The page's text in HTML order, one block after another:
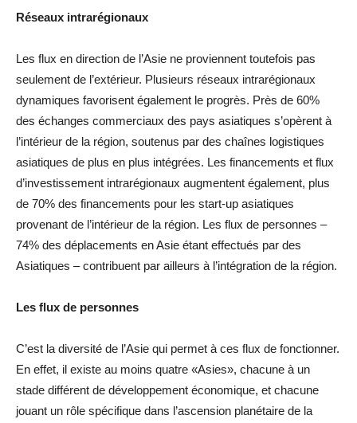
Réseaux intrarégionaux
Les flux en direction de l’Asie ne proviennent toutefois pas
seulement de l’extérieur. Plusieurs réseaux intrarégionaux
dynamiques favorisent également le progrès. Près de 60%
des échanges commerciaux des pays asiatiques s’opèrent à
l’intérieur de la région, soutenus par des chaînes logistiques
asiatiques de plus en plus intégrées. Les financements et flux
d’investissement intrarégionaux augmentent également, plus
de 70% des financements pour les start-up asiatiques
provenant de l’intérieur de la région. Les flux de personnes –
74% des déplacements en Asie étant effectués par des
Asiatiques – contribuent par ailleurs à l’intégration de la région.
Les flux de personnes
C’est la diversité de l’Asie qui permet à ces flux de fonctionner.
En effet, il existe au moins quatre «Asies», chacune à un
stade différent de développement économique, et chacune
jouant un rôle spécifique dans l’ascension planétaire de la